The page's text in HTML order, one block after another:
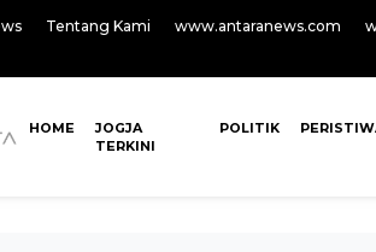
Tentang Kami www.antaranews.com
HOME
JOGJA
TERKINI
POLITIK